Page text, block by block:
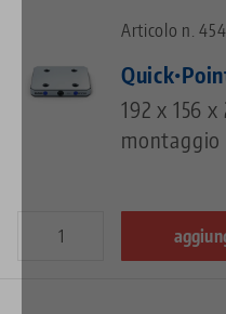
Articolo n.
192 x 156
montaggio